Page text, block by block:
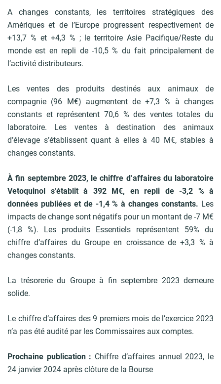
A changes constants, les territoires stratégiques des
Amériques et de l’Europe progressent respectivement de
+13,7 % et +4,3 % ; le territoire Asie Pacifique/Reste du
monde est en repli de -10,5 % du fait principalement de
l’activité distributeurs.
Les ventes des produits destinés aux animaux de
compagnie (96 M€) augmentent de +7,3 % à changes
constants et représentent 70,6 % des ventes totales du
laboratoire. Les ventes à destination des animaux
d’élevage s’établissent quant à elles à 40 M€, stables à
changes constants.
À fin septembre 2023, le chiffre d’affaires du laboratoire
Vetoquinol s’établit à 392 M€, en repli de -3,2 % à
données publiées et de -1,4 % à changes constants. Les
impacts de change sont négatifs pour un montant de -7 M€
(-1,8 %). Les produits Essentiels représentent 59% du
chiffre d’affaires du Groupe en croissance de +3,3 % à
changes constants.
La trésorerie du Groupe à fin septembre 2023 demeure
solide.
Le chiffre d’affaires des 9 premiers mois de l’exercice 2023
n’a pas été audité par les Commissaires aux comptes.
Prochaine publication : Chiffre d’affaires annuel 2023, le
24 janvier 2024 après clôture de la Bourse